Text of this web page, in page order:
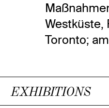
Westküste,
Toronto;
EXHIBITIONS